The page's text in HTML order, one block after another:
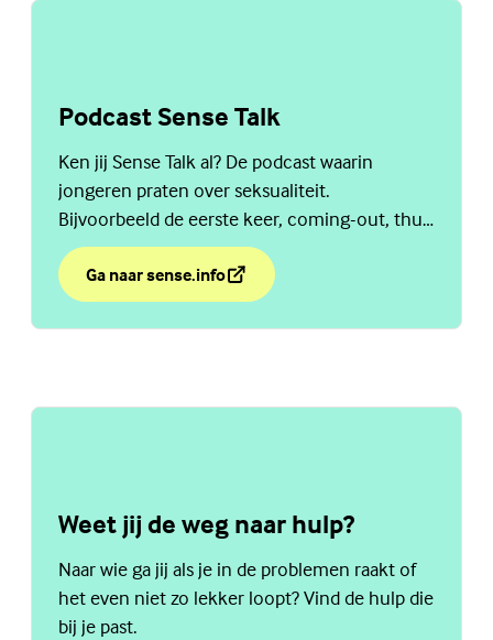
Podcast Sense Talk
Ken jij Sense Talk al? De podcast waarin
jongeren praten over seksualiteit.
Bijvoorbeeld de eerste keer, coming-out, thuis
praten over seks en nog veel meer. Ga naar
sense.info.
Ga naar sense.info
over Podcast Sense Talk
(Externe link)
Weet jij de weg naar hulp?
Naar wie ga jij als je in de problemen raakt of
het even niet zo lekker loopt? Vind de hulp die
bij je past.